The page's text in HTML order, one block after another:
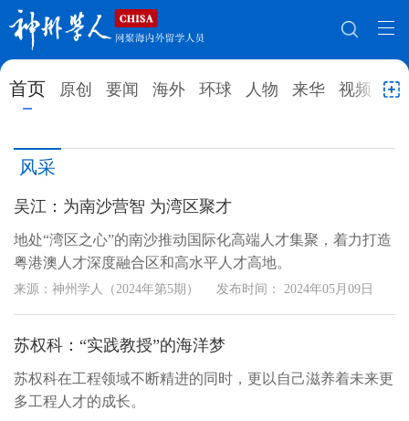
首页 原创 要闻 海外 环球 人物 来华 视频 教
网站地图
环球
教育 就业创业 合作办学
留学 人才 学术
综合 深度 专题 实用信息
招聘信息 更多数据
风采
吴江：为南沙营智 为湾区聚才
地处“湾区之心”的南沙推动国际化高端人才集聚，着力打造
粤港澳人才深度融合区和高水平人才高地。
来源：神州学人（2024年第5期） 发布时间： 2024年05月09日
苏权科：“实践教授”的海洋梦
苏权科在工程领域不断精进的同时，更以自己滋养着未来更
多工程人才的成长。